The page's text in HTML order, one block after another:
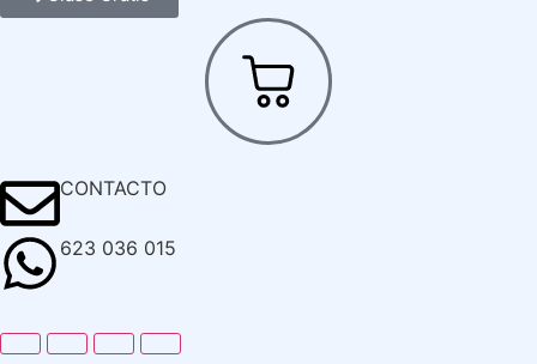
CONTACTO
623 036 015